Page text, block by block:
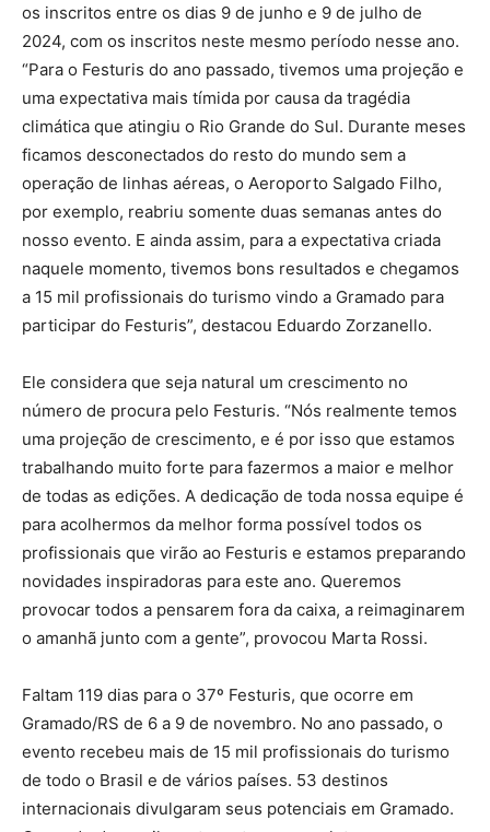
os inscritos entre os dias 9 de junho e 9 de julho de
2024, com os inscritos neste mesmo período nesse ano.
“Para o Festuris do ano passado, tivemos uma projeção e
uma expectativa mais tímida por causa da tragédia
climática que atingiu o Rio Grande do Sul. Durante meses
ficamos desconectados do resto do mundo sem a
operação de linhas aéreas, o Aeroporto Salgado Filho,
por exemplo, reabriu somente duas semanas antes do
nosso evento. E ainda assim, para a expectativa criada
naquele momento, tivemos bons resultados e chegamos
a 15 mil profissionais do turismo vindo a Gramado para
participar do Festuris”, destacou Eduardo Zorzanello.
Ele considera que seja natural um crescimento no
número de procura pelo Festuris. “Nós realmente temos
uma projeção de crescimento, e é por isso que estamos
trabalhando muito forte para fazermos a maior e melhor
de todas as edições. A dedicação de toda nossa equipe é
para acolhermos da melhor forma possível todos os
profissionais que virão ao Festuris e estamos preparando
novidades inspiradoras para este ano. Queremos
provocar todos a pensarem fora da caixa, a reimaginarem
o amanhã junto com a gente”, provocou Marta Rossi.
Faltam 119 dias para o 37º Festuris, que ocorre em
Gramado/RS de 6 a 9 de novembro. No ano passado, o
evento recebeu mais de 15 mil profissionais do turismo
de todo o Brasil e de vários países. 53 destinos
internacionais divulgaram seus potenciais em Gramado.